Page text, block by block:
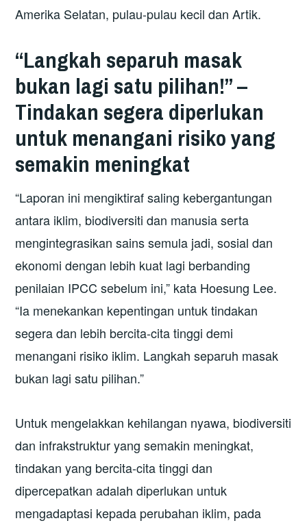
Amerika Selatan, pulau-pulau kecil dan Artik.
“Langkah separuh masak
bukan lagi satu pilihan!” –
Tindakan segera diperlukan
untuk menangani risiko yang
semakin meningkat
“Laporan ini mengiktiraf saling kebergantungan
antara iklim, biodiversiti dan manusia serta
mengintegrasikan sains semula jadi, sosial dan
ekonomi dengan lebih kuat lagi berbanding
penilaian IPCC sebelum ini,” kata Hoesung Lee.
“Ia menekankan kepentingan untuk tindakan
segera dan lebih bercita-cita tinggi demi
menangani risiko iklim. Langkah separuh masak
bukan lagi satu pilihan.”
Untuk mengelakkan kehilangan nyawa, biodiversiti
dan infrakstruktur yang semakin meningkat,
tindakan yang bercita-cita tinggi dan
dipercepatkan adalah diperlukan untuk
mengadaptasi kepada perubahan iklim, pada